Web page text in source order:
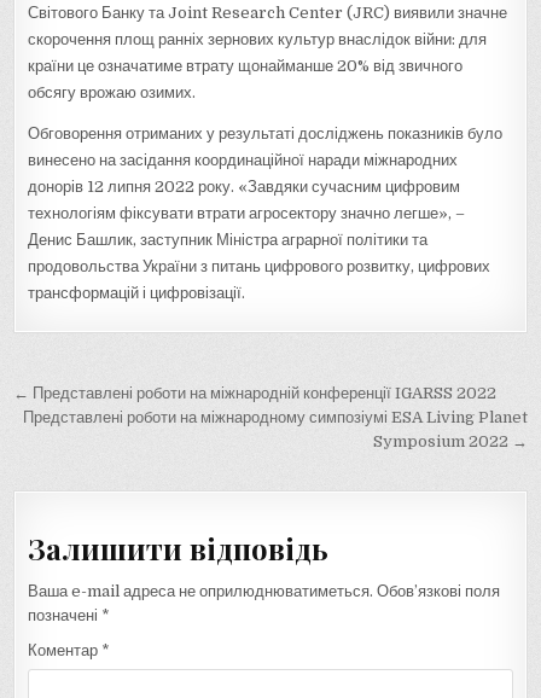
Світового Банку та Joint Research Center (JRC) виявили значне
скорочення площ ранніх зернових культур внаслідок війни: для
країни це означатиме втрату щонайманше 20% від звичного
обсягу врожаю озимих.
Обговорення отриманих у результаті досліджень показників було
винесено на засідання координаційної наради міжнародних
донорів 12 липня 2022 року. «Завдяки сучасним цифровим
технологіям фіксувати втрати агросектору значно легше», –
Денис Башлик, заступник Міністра аграрної політики та
продовольства України з питань цифрового розвитку, цифрових
трансформацій і цифровізації.
Навігація
записів
← Представлені роботи на міжнародній конференції IGARSS 2022
Представлені роботи на міжнародному симпозіумі ESA Living Planet
Symposium 2022 →
Залишити відповідь
Ваша e-mail адреса не оприлюднюватиметься. Обов’язкові поля
позначені *
Коментар *